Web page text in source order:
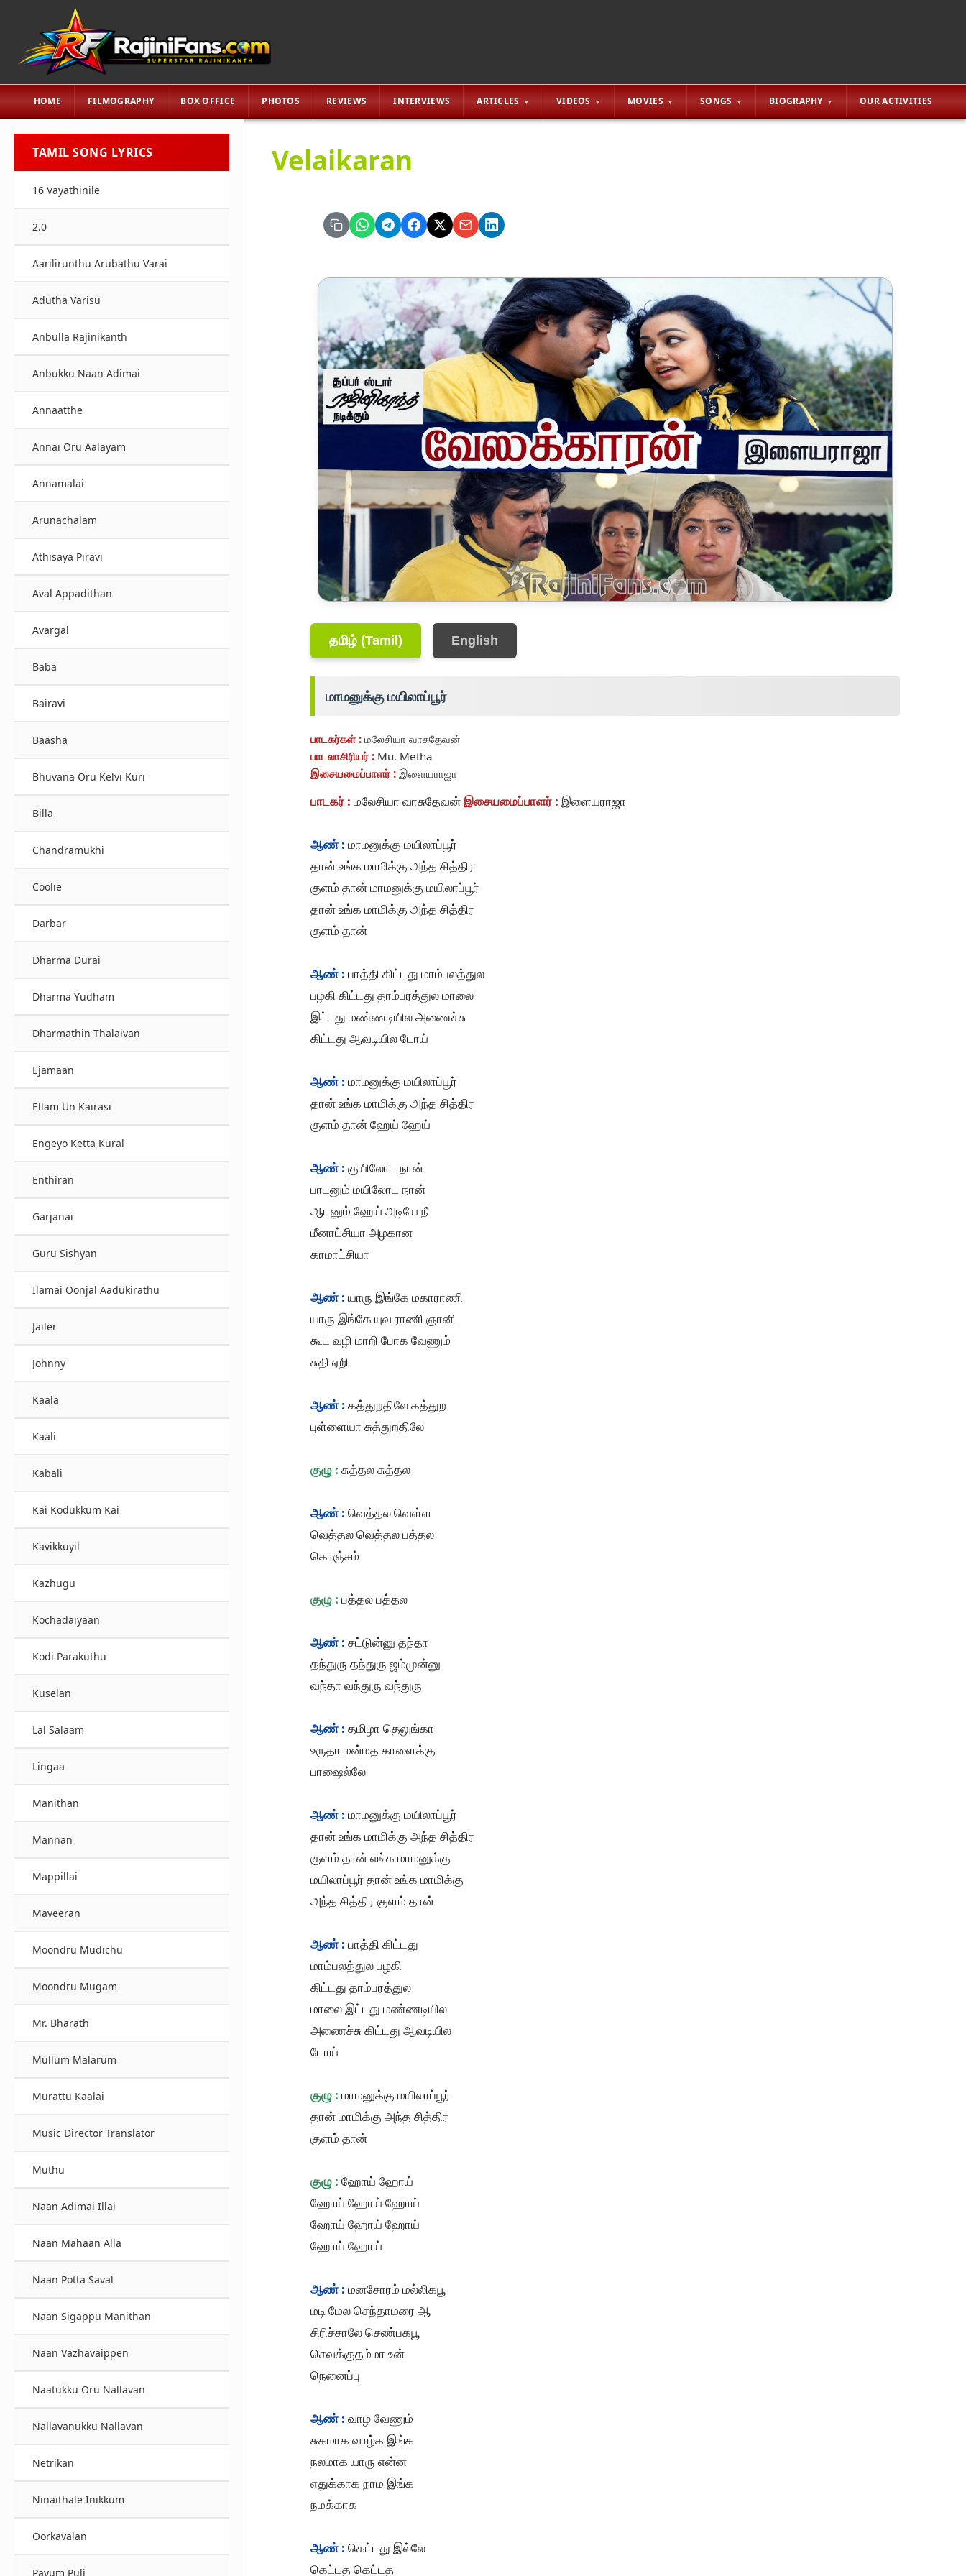
HOME FILMOGRAPHY BOX OFFICE PHOTOS REVIEWS INTERVIEWS ARTICLES VIDEOS MOVIES SONGS BIOGRAPHY OUR ACTIVITIES
TAMIL SONG LYRICS
16 Vayathinile
2.0
Aarilirunthu Arubathu Varai
Adutha Varisu
Anbulla Rajinikanth
Anbukku Naan Adimai
Annaatthe
Annai Oru Aalayam
Annamalai
Arunachalam
Athisaya Piravi
Aval Appadithan
Avargal
Baba
Bairavi
Baasha
Bhuvana Oru Kelvi Kuri
Billa
Chandramukhi
Coolie
Darbar
Dharma Durai
Dharma Yudham
Dharmathin Thalaivan
Ejamaan
Ellam Un Kairasi
Engeyo Ketta Kural
Enthiran
Garjanai
Guru Sishyan
Ilamai Oonjal Aadukirathu
Jailer
Johnny
Kaala
Kaali
Kabali
Kai Kodukkum Kai
Kavikkuyil
Kazhugu
Kochadaiyaan
Kodi Parakuthu
Kuselan
Lal Salaam
Lingaa
Manithan
Mannan
Mappillai
Maveeran
Moondru Mudichu
Moondru Mugam
Mr. Bharath
Mullum Malarum
Murattu Kaalai
Music Director Translator
Muthu
Naan Adimai Illai
Naan Mahaan Alla
Naan Potta Saval
Naan Sigappu Manithan
Naan Vazhavaippen
Naatukku Oru Nallavan
Nallavanukku Nallavan
Netrikan
Ninaithale Inikkum
Oorkavalan
Payum Puli
Velaikaran
தமிழ் (Tamil) English
மாமனுக்கு மயிலாப்பூர்
பாடகர்கள் : மலேசியா வாசுதேவன்
பாடலாசிரியர் : Mu. Metha
இசையமைப்பாளர் : இளையராஜா
பாடகர் : மலேசியா வாசுதேவன்இசையமைப்பாளர் : இளையராஜா
ஆண் : மாமனுக்கு மயிலாப்பூர்
தான் உங்க மாமிக்கு அந்த சித்திர
குளம் தான் மாமனுக்கு மயிலாப்பூர்
தான் உங்க மாமிக்கு அந்த சித்திர
குளம் தான்
ஆண் : பாத்தி கிட்டது மாம்பலத்துல
பழகி கிட்டது தாம்பரத்துல மாலை
இட்டது மண்ணடியில அணைச்சு
கிட்டது ஆவடியில டோய்
ஆண் : மாமனுக்கு மயிலாப்பூர்
தான் உங்க மாமிக்கு அந்த சித்திர
குளம் தான் ஹேய் ஹேய்
ஆண் : குயிலோட நான்
பாடனும் மயிலோட நான்
ஆடனும் ஹேய் அடியே நீ
மீனாட்சியா அழகான
காமாட்சியா
ஆண் : யாரு இங்கே மகாராணி
யாரு இங்கே யுவ ராணி ஞானி
கூட வழி மாறி போக வேணும்
சுதி ஏறி
ஆண் : கத்துறதிலே கத்துற
புள்ளையா சுத்துறதிலே
குழு : சுத்தல சுத்தல
ஆண் : வெத்தல வெள்ள
வெத்தல வெத்தல பத்தல
கொஞ்சம்
குழு : பத்தல பத்தல
ஆண் : சட்டுன்னு தந்தா
தந்துரு தந்துரு ஜம்முன்னு
வந்தா வந்துரு வந்துரு
ஆண் : தமிழா தெலுங்கா
உருதா மன்மத காளைக்கு
பாஷைல்லே
ஆண் : மாமனுக்கு மயிலாப்பூர்
தான் உங்க மாமிக்கு அந்த சித்திர
குளம் தான் எங்க மாமனுக்கு
மயிலாப்பூர் தான் உங்க மாமிக்கு
அந்த சித்திர குளம் தான்
ஆண் : பாத்தி கிட்டது
மாம்பலத்துல பழகி
கிட்டது தாம்பரத்துல
மாலை இட்டது மண்ணடியில
அணைச்சு கிட்டது ஆவடியில
டோய்
குழு : மாமனுக்கு மயிலாப்பூர்
தான் மாமிக்கு அந்த சித்திர
குளம் தான்
குழு : ஹோய் ஹோய்
ஹோய் ஹோய் ஹோய்
ஹோய் ஹோய் ஹோய்
ஹோய் ஹோய்
ஆண் : மனசோரம் மல்லிகபூ
மடி மேல செந்தாமரை ஆ
சிரிச்சாலே செண்பகபூ
செவக்குதம்மா உன்
நெனைப்பு
ஆண் : வாழ வேணும்
சுகமாக வாழ்க இங்க
நலமாக யாரு என்ன
எதுக்காக நாம இங்க
நமக்காக
ஆண் : கெட்டது இல்லே
கெட்டத கெட்டத